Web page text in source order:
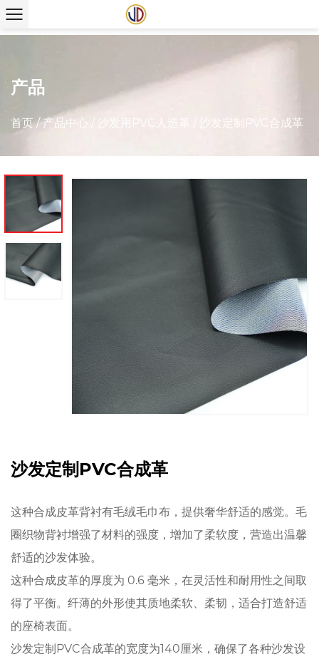
产品
首页/产品中心 / 沙发用PVC人造革 沙发定制PVC合成革
沙发定制PVC合成革
这种合成皮革背衬有毛绒毛巾布，提供奢华舒适的感觉。毛
圈织物背衬增强了材料的强度，增加了柔软度，营造出温馨
舒适的沙发体验。
这种合成皮革的厚度为 0.6 毫米，在灵活性和耐用性之间取
得了平衡。纤薄的外形使其质地柔软、柔韧，适合打造舒适
的座椅表面。
沙发定制PVC合成革的宽度为140厘米，确保了各种沙发设